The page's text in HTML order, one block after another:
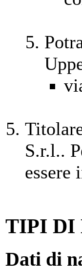
S.r.l..
essere
TIPI DI
Dati di